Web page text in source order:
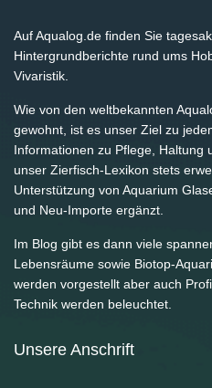
Auf Aqualog.de finden Sie
Hintergrundberichte rund ums
Vivaristik.
Wie von den weltbekannten
gewohnt, ist es unser Ziel zu
Informationen zu Pflege, Haltung
unser Zierfisch-Lexikon stets
Unterstützung von Aquarium
und Neu-Importe ergänzt.
Im Blog gibt es dann viele
Lebensräume sowie Biotop-
werden vorgestellt aber auch
Technik werden beleuchtet.
Unsere Anschrift